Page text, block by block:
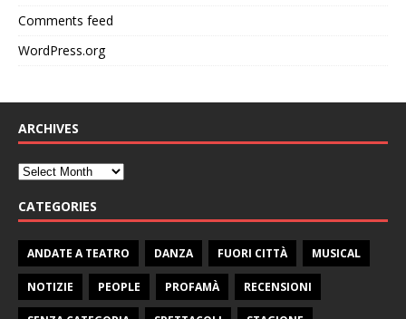
Comments feed
WordPress.org
ARCHIVES
CATEGORIES
ANDATE A TEATRO DANZA FUORI CITTÀ MUSICAL
NOTIZIE PEOPLE PROFAMÀ RECENSIONI